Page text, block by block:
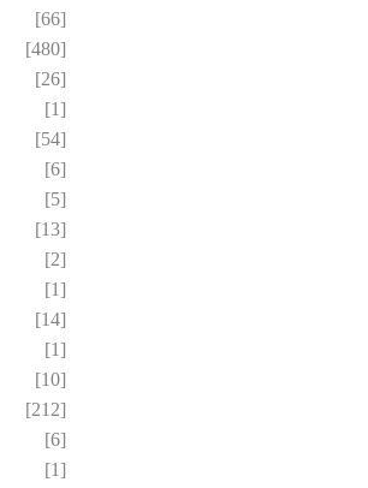
[66]
[480]
[26]
[1]
[54]
[6]
[5]
[13]
[2]
[1]
[14]
[1]
[10]
[212]
[6]
[1]